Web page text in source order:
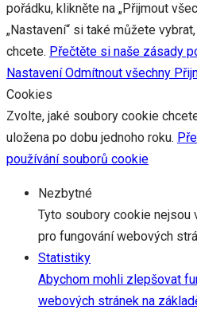
pořádku, klikněte na „Přijmout
„Nastavení“ si také můžete
chcete. Přečtěte si naše zásady
NastaveníOdmítnout všechny
Cookies
Zvolte, jaké soubory cookie
uložena po dobu jednoho roku.
používání souborů cookie
Nezbytné
Tyto soubory cookie
pro fungování webových
Statistiky
Abychom mohli zlepšovat
webových stránek na